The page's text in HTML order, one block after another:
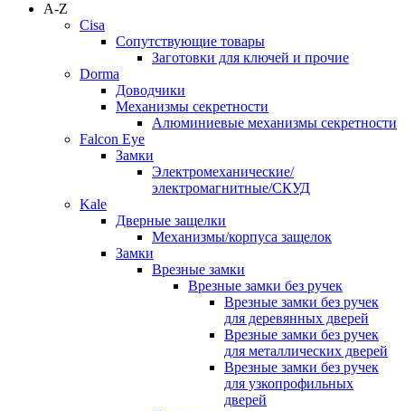
A-Z
Cisa
Сопутствующие товары
Заготовки для ключей и прочие
Dorma
Доводчики
Механизмы секретности
Алюминиевые механизмы секретности
Falcon Eye
Замки
Электромеханические/
электромагнитные/СКУД
Kale
Дверные защелки
Механизмы/корпуса защелок
Замки
Врезные замки
Врезные замки без ручек
Врезные замки без ручек
для деревянных дверей
Врезные замки без ручек
для металлических дверей
Врезные замки без ручек
для узкопрофильных
дверей